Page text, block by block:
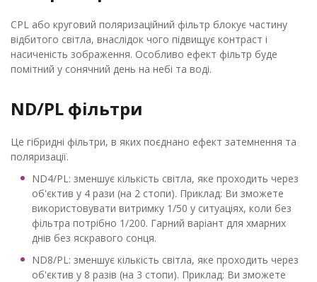
CPL або круговий поляризаційний фільтр блокує частину
відбитого світла, внаслідок чого підвищує контраст і
насиченість зображення. Особливо ефект фільтр буде
помітний у сонячний день на небі та воді.
ND/PL фільтри
Це гібридні фільтри, в яких поєднано ефект затемнення та
поляризації.
ND4/PL: зменшує кількість світла, яке проходить через
об'єктив у 4 рази (на 2 стопи). Приклад: Ви зможете
використовувати витримку 1/50 у ситуаціях, коли без
фільтра потрібно 1/200. Гарний варіант для хмарних
днів без яскравого сонця.
ND8/PL: зменшує кількість світла, яке проходить через
об'єктив у 8 разів (на 3 стопи). Приклад: Ви зможете